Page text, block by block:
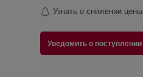
Узнать о снижении цены
Уведомить о поступлении